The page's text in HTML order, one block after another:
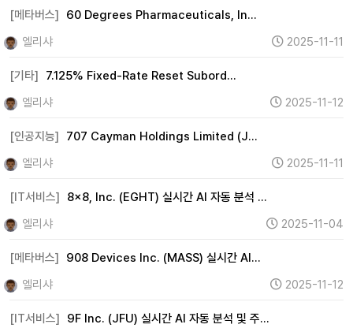
[메타버스]
60 Degrees Pharmaceuticals, In…
엘리샤
2025-11-11
[기타]
7.125% Fixed-Rate Reset Subord…
엘리샤
2025-11-12
[인공지능]
707 Cayman Holdings Limited (J…
엘리샤
2025-11-11
[IT서비스]
8x8, Inc. (EGHT) 실시간 AI 자동 분석 …
엘리샤
2025-11-04
[메타버스]
908 Devices Inc. (MASS) 실시간 AI…
엘리샤
2025-11-12
[IT서비스]
9F Inc. (JFU) 실시간 AI 자동 분석 및 주…